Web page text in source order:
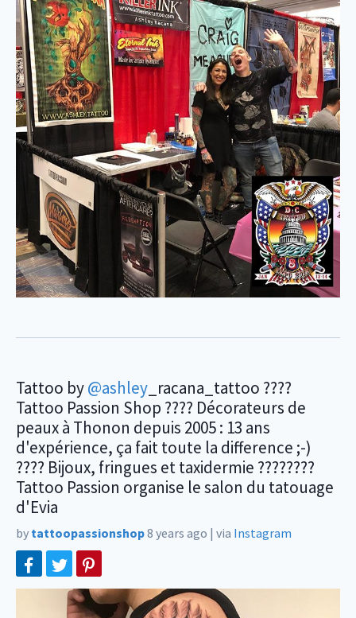
Tattoo by@ashley _racana_tattoo ????
Tattoo Passion Shop ???? Décorateurs de
peaux à Thonon depuis 2005 : 13 ans
d'expérience, ça fait toute la difference ;-)
???? Bijoux, fringues et taxidermie ????????
Tattoo Passion organise le salon du tatouage
d'Evia
by tattoopassionshop8 years ago | via Instagram